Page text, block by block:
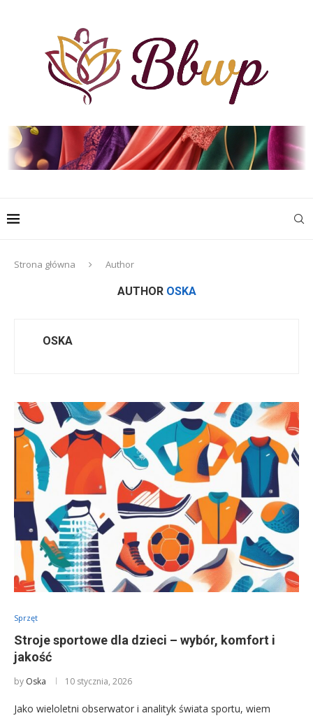
Strona główna Author
AUTHOR OSKA
OSKA
Sprzęt
Stroje sportowe dla dzieci – wybór, komfort i
jakość
by Oska 10 stycznia, 2026
Jako wieloletni obserwator i analityk świata sportu, wiem